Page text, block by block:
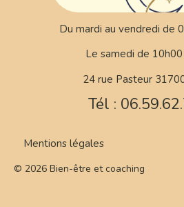
Du mardi au vendredi de
Le samedi de
24 rue Pasteur
Tél :
Mentions légales
© 2026 Bien-être et coaching